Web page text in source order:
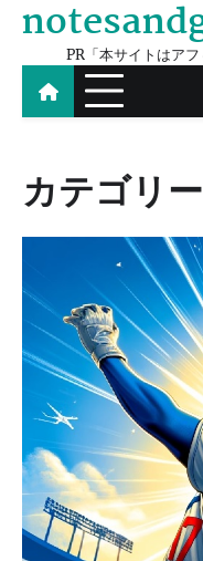
Skip
contentPR「本サイトはア
カテゴリ